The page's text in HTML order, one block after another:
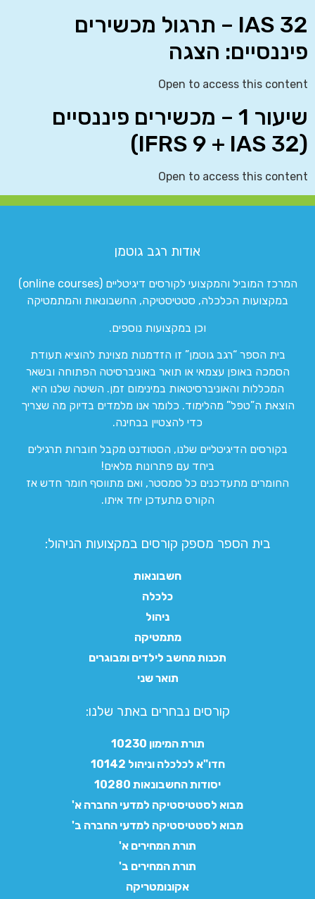
IAS 32 – תרגול מכשירים
פיננסיים: הצגה
Open to access this content
שיעור 1 – מכשירים פיננסיים
(IFRS 9 + IAS 32)
Open to access this content
אודות רגב גוטמן
המרכז המוביל והמקצועי לקורסים דיגיטליים (online courses)
במקצועות הכלכלה, סטטיסטיקה, החשבונאות והמתמטיקה
וכן במקצועות נוספים.
בית הספר “רגב גוטמן” זו הזדמנות מצוינת להוציא תעודת
הסמכה באופן עצמאי או תואר באוניברסיטה הפתוחה ובשאר
המכללות והאוניברסיטאות במינימום זמן. השיטה שלנו היא
הוצאת ה”טפל” מהלימוד. כלומר אנו מלמדים בדיוק מה שצריך
כדי להצטיין בבחינה.
בקורסים הדיגיטליים שלנו, הסטודנט מקבל חוברות תרגילים
ביחד עם פתרונות מלאים!
החומרים מתעדכנים כל סמסטר, ואם מתווסף חומר חדש אז
הקורס מתעדכן יחד איתו.
בית הספר מספק קורסים במקצועות הניהול:
חשבונאות
כלכלה
ניהול
מתמטיקה
תכנות מחשב לילדים ומבוגרים
תואר שני
קורסים נבחרים באתר שלנו:​
תורת המימון 10230
חדו"א לכלכלה וניהול 10142
יסודות החשבונאות 10280
מבוא לסטטיסטיקה למדעי החברה א'
מבוא לסטטיסטיקה למדעי החברה ב'
תורת המחירים א'
תורת המחירים ב'
אקונומטריקה